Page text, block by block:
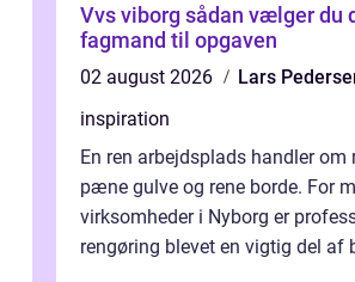
Vvs viborg sådan vælger du den rette
fagmand til opgaven
02 august 2026
Lars
inspiration
En ren arbejdsplads handler om
pæne gulve og rene borde. For
virksomheder i Nyborg er
rengøring blevet en vigtig del af